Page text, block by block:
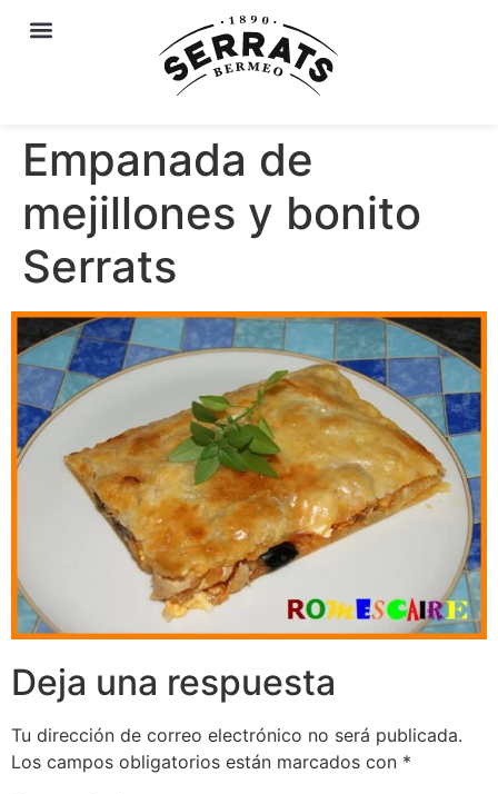
Empanada de
mejillones y bonito
Serrats
Deja una respuesta
Tu dirección de correo electrónico no será publicada.
Los campos obligatorios están marcados con *